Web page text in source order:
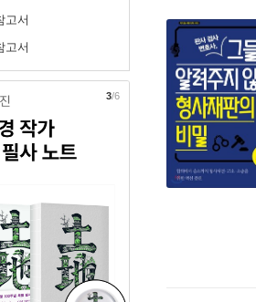
고서
고서
4/6